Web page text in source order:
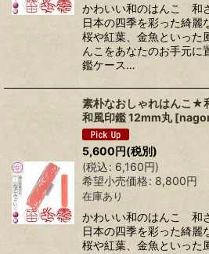
かわいい和のはんこ 和
日本の四季を彩った綺麗
桜や紅葉、金魚といった
んこをあなたのお手元に
鑑ケース…
素朴なおしゃれはんこ★
和風印鑑 12mm丸 [
5,600円(税別)
(税込: 6,160円)
希望小売価格: 8,800円
在庫あり
かわいい和のはんこ 和
日本の四季を彩った綺麗
桜や紅葉、金魚といった